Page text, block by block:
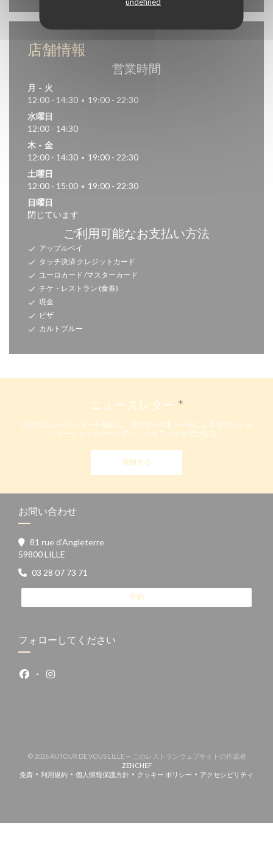
店舗情報
営業時間
月 - 火
12:00 - 14:30 • 19:00 - 22:30
水曜日
12:00 - 14:30
木 - 金
12:00 - 14:30 • 19:00 - 22:30
土曜日
12:00 - 15:00 • 19:00 - 22:30
日曜日
閉じています
ご利用可能なお支払い方法
アップルペイ
タッチ決済 クレジットカード
ユーロカード /マスターカード
チケ・レストラン (食券)
現金
ビザ
カルトブルー
ニュースレター *
当社のニュースレターを購読し、当社からのEメールによる個別コミュ
ニケーションやマーケティングオファーを受け取る。
登録する
お問い合わせ
81 rue d'Angleterre
59800 LILLE
03 28 07 73 71
予約
フォローしてください
Facebook ((新しいウィンドウで開きます))
Instagram ((新しいウィンドウで開きます))
© 2026 AUTOUR DE VOUS LILLE — このレストランウェブサイトの作成者
ZENCHEF((新しいウィンドウで開きます))
免責((新しいウィンドウで開きます))
利用規約((新しいウィンドウで開きます))
個人情報保護方針((新しいウィンドウで開きます))
クッキー ポリシー((新しいウィンドウで開きます))
アクセシビリティ
((新しいウィ